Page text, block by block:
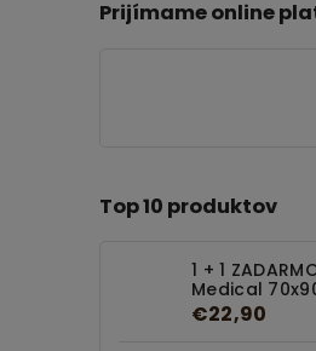
Prijímame online
Top 10 produktov
1 + 1
Medical
€22,90